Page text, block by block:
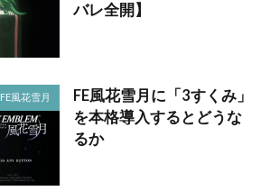
バレ全開】
FE風花雪月
FE風花雪月に「3すくみ」
を本格導入するとどうな
るか